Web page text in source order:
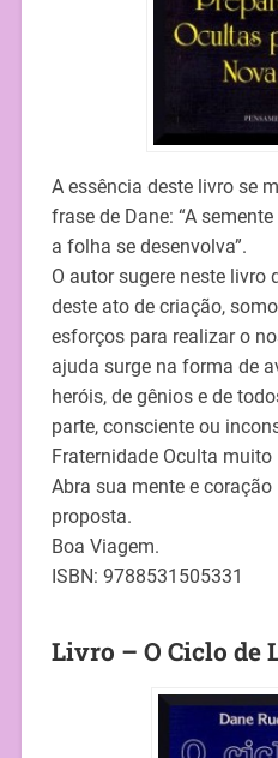
A essência deste livro se
frase de Dane: “A
a folha se desenvolva”.
O autor sugere neste livro
deste ato de criação,
esforços para realizar o
ajuda surge na forma de
heróis, de gênios e de
parte, consciente ou
Fraternidade Oculta muito
Abra sua mente e
proposta.
Boa Viagem.
ISBN: 9788531505331
Livro – O Ciclo de